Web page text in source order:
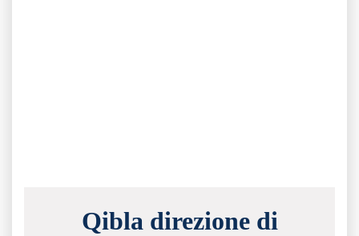
Qibla direzione di